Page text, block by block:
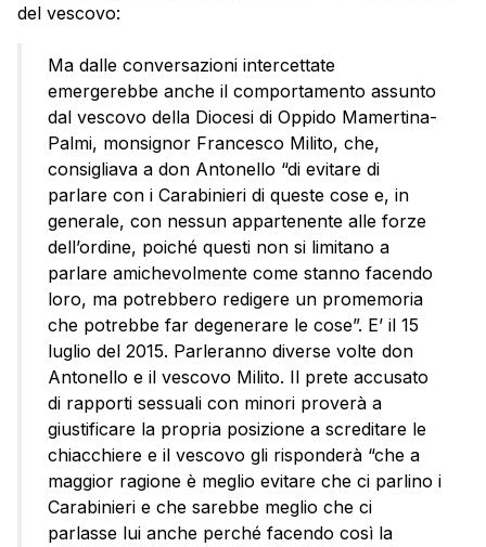
del vescovo:
Ma dalle conversazioni intercettate
emergerebbe anche il comportamento assunto
dal vescovo della Diocesi di Oppido Mamertina-
Palmi, monsignor Francesco Milito, che,
consigliava a don Antonello “di evitare di
parlare con i Carabinieri di queste cose e, in
generale, con nessun appartenente alle forze
dell’ordine, poiché questi non si limitano a
parlare amichevolmente come stanno facendo
loro, ma potrebbero redigere un promemoria
che potrebbe far degenerare le cose”. E’ il 15
luglio del 2015. Parleranno diverse volte don
Antonello e il vescovo Milito. Il prete accusato
di rapporti sessuali con minori proverà a
giustificare la propria posizione a screditare le
chiacchiere e il vescovo gli risponderà “che a
maggior ragione è meglio evitare che ci parlino i
Carabinieri e che sarebbe meglio che ci
parlasse lui anche perché facendo così la